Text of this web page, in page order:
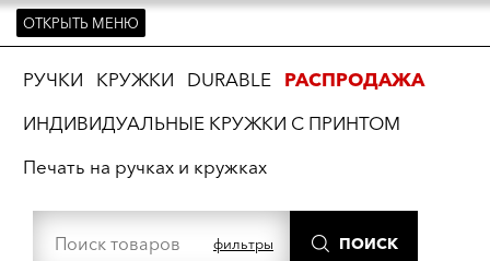
ОТКРЫТЬ МЕНЮ
РУЧКИ КРУЖКИ DURABLE
РАСПРОДАЖА
ИНДИВИДУАЛЬНЫЕ КРУЖКИ С ПРИНТОМ
Печать на ручках и кружках
фильтры ПОИСК